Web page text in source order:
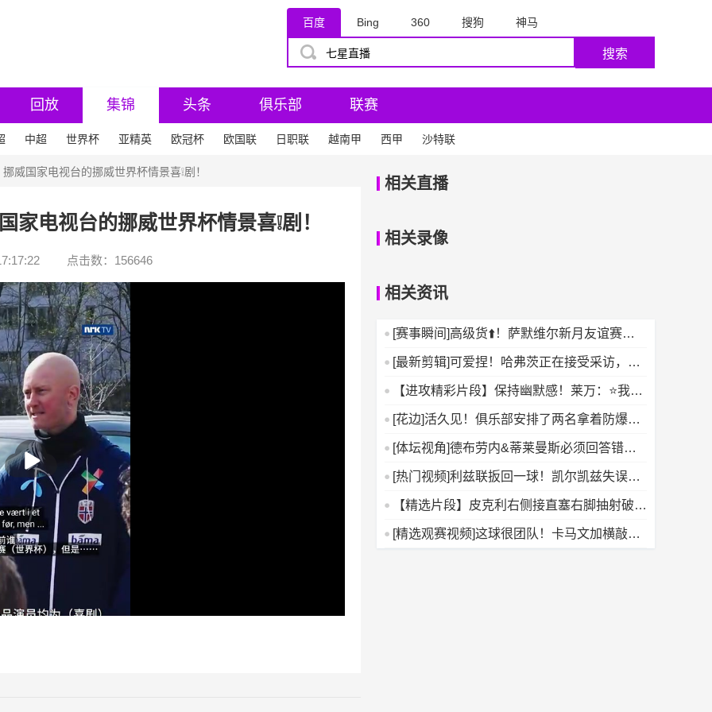
百度 Bing 360 搜狗 神马
搜索
回放 集锦 头条 俱乐部 联赛
中超 世界杯 亚精英 欧冠杯 欧国联 日职联 越南甲 西甲 沙特联
威国家电视台的挪威世界杯情景喜❕剧！
电视台的挪威世界杯情景喜❕剧！
点击数： 156646
相关直播
相关录像
相关资讯
[赛事瞬间]高级货⬆️！萨默维尔新月友谊赛一
条龙过人戏耍防线
[最新剪辑]可爱捏！哈弗茨正在接受采访，约
克雷斯入画躲树后偷
【进攻精彩片段】保持幽默感！莱万：⭐我以
为得帽子戏法才能把球
[花边]活久见！俱乐部安排了两名拿着防爆盾
的保安保护帕雷德斯
[体坛视角]德布劳内&蒂莱曼斯必须回答错误
答案游戏：到底谁在
[热门视频]利兹联扳回一球！凯尔凯兹失误被
断，阿伦森破门
【精选片段】皮克利右侧接直塞右脚抽射破
门，佛罗伦萨扳回一球！
[精选观赛视频]这球很团队！卡马文加横敲，